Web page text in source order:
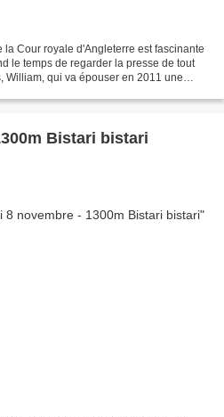
Cour royale d'Angleterre est fascinante
le temps de regarder la presse de tout
William, qui va épouser en 2011 une
Bistari bistari